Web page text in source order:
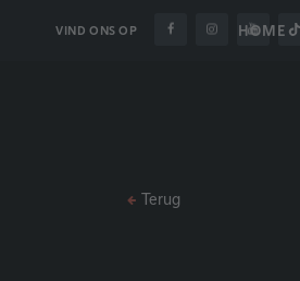
VIND ONS OP HOME
Terug